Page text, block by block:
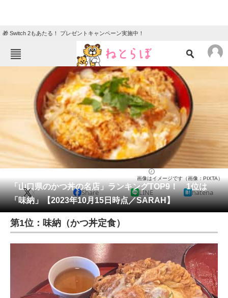
🎁 Switch 2もあたる！ プレゼントキャンペーン実施中！
ねとらぼメニュー
ニュース
クイズ
地域
住まい 教育・育児
動物 リサーチ
会員記事
メディア
注目記事を集めた総合ページ
ITの今と未来を見通す
スマホと通信の最新トレンド
進化するPCとデバイスの未来
「山口県のかつ丼の名店」ランキングTOP9！ 1位は
「味納」【2023年10月15日時点／SARAH】
画像はイメージです（画像：PIXTA）
X Share LINE hatena
第1位：味納（かつ丼定食）